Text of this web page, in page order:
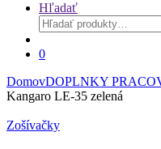
Hľadať
Hľadať:
0
DomovDOPLNKY
Kangaro LE-35 zelená
Zošívačky